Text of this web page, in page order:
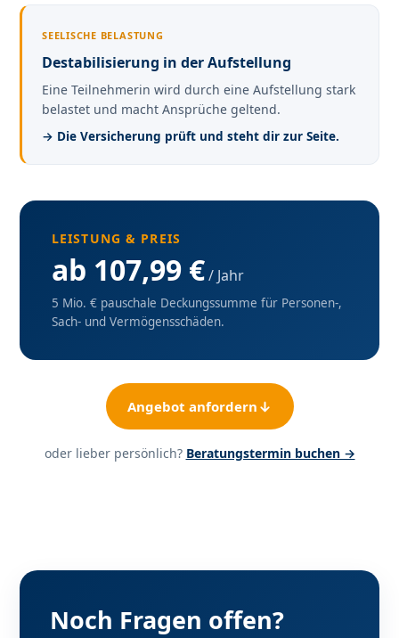
SEELISCHE BELASTUNG
Destabilisierung in der Aufstellung
Eine Teilnehmerin wird durch eine Aufstellung stark
belastet und macht Ansprüche geltend.
→ Die Versicherung prüft und steht dir zur Seite.
LEISTUNG & PREIS
ab 107,99 €/ Jahr
5 Mio. € pauschale Deckungssumme für Personen-,
Sach- und Vermögensschäden.
Angebot anfordern
oder lieber persönlich? Beratungstermin buchen →
Noch Fragen offen?